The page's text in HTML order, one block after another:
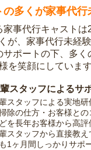
の多くが家事代行
事代行キャストは
が、家事代行未経験
ポートの下、多く
を笑顔にしています
スタッフによるサ
スタッフによる実地研
除の仕方・お客様と
を長年お客様から高
スタッフから直接教
1ヶ月間しっかりサポー